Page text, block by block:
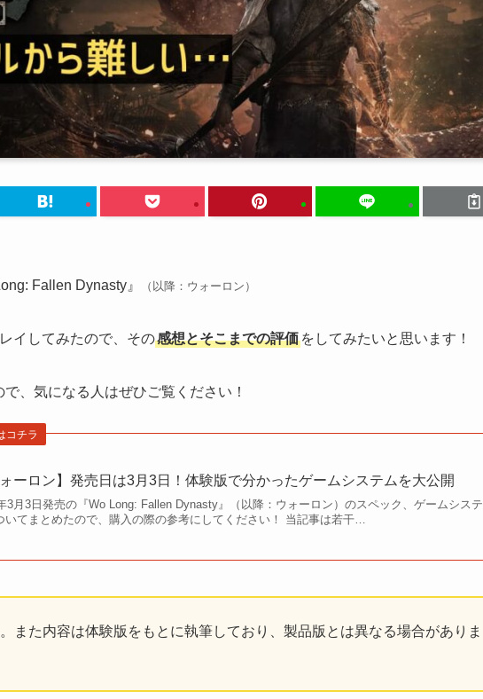
Fallen Dynasty』 （以降：ウォーロン）
イしてみたので、その感想とそこまでの評価 をしてみたいと思います！
で、気になる人はぜひご覧ください！
コチラ
ォーロン】発売日は3月3日！体験版で分かったゲームシステムを大公開
3月3日発売の『Wo Long: Fallen Dynasty』（以降：ウォーロン）のスペック、ゲームシステ
いてまとめたので、購入の際の参考にしてください！ 当記事は若干…
また内容は体験版をもとに執筆しており、製品版とは異なる場合がありま